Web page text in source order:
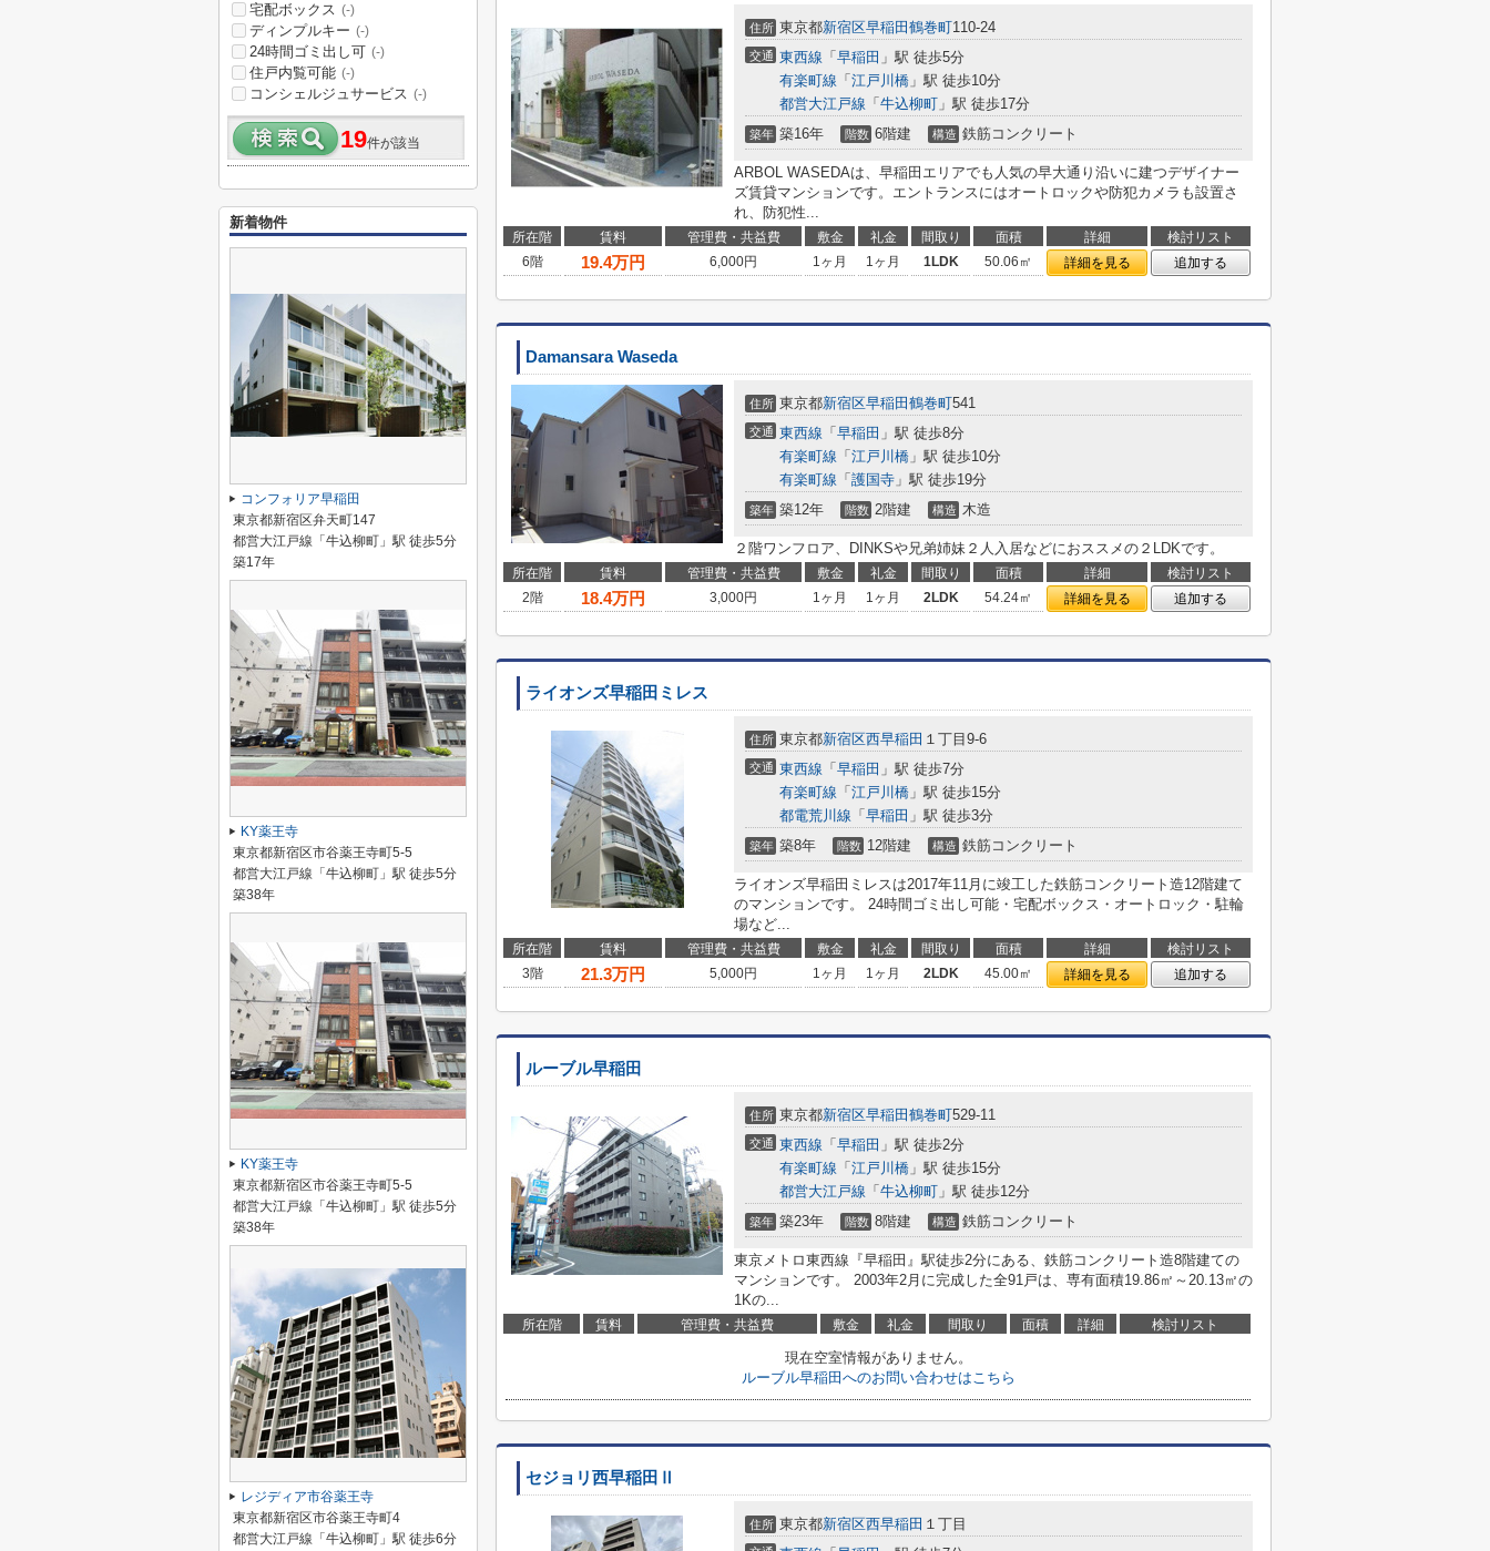
住所 東京都新宿区早稲田鶴巻町110-24
交通 東西線 「 早稲田 」駅 徒歩5分
有楽町線 「 江戸川橋 」駅 徒歩10分
都営大江戸線 「 牛込柳町 」駅 徒歩17分
築年 築16年 階数 6階建 構造 鉄筋コンクリート
ARBOL WASEDAは、早稲田エリアでも人気の早大通り沿いに建つデザイナー
ズ賃貸マンションです。エントランスにはオートロックや防犯カメラも設置さ
れ、防犯性...
所在階 賃料 管理費・共益費 敷金 礼金 間取り 面積 詳細
検討リスト
6階
19.4万円 6,000円 1ヶ月 1ヶ月 1LDK 50.06㎡ 詳細を見る 追加する
Damansara Waseda
住所 東京都新宿区早稲田鶴巻町541
交通 東西線 「 早稲田 」駅 徒歩8分
有楽町線 「 江戸川橋 」駅 徒歩10分
有楽町線 「 護国寺 」駅 徒歩19分
築年 築12年 階数 2階建 構造 木造
２階ワンフロア、DINKSや兄弟姉妹２人入居などにおススメの２LDKです。
所在階 賃料 管理費・共益費 敷金 礼金 間取り 面積 詳細
検討リスト
2階
18.4万円 3,000円 1ヶ月 1ヶ月 2LDK 54.24㎡ 詳細を見る 追加する
ライオンズ早稲田ミレス
住所 東京都新宿区西早稲田 １丁目9-6
交通 東西線 「 早稲田 」駅 徒歩7分
有楽町線 「 江戸川橋 」駅 徒歩15分
都電荒川線 「 早稲田 」駅 徒歩3分
築年 築8年 階数 12階建 構造 鉄筋コンクリート
ライオンズ早稲田ミレスは2017年11月に竣工した鉄筋コンクリート造12階建て
のマンションです。 24時間ゴミ出し可能・宅配ボックス・オートロック・駐輪
場など...
所在階 賃料 管理費・共益費 敷金 礼金 間取り 面積 詳細
検討リスト
3階
21.3万円 5,000円 1ヶ月 1ヶ月 2LDK 45.00㎡ 詳細を見る 追加する
ルーブル早稲田
住所 東京都新宿区早稲田鶴巻町529-11
交通 東西線 「 早稲田 」駅 徒歩2分
有楽町線 「 江戸川橋 」駅 徒歩15分
都営大江戸線 「 牛込柳町 」駅 徒歩12分
築年 築23年 階数 8階建 構造 鉄筋コンクリート
東京メトロ東西線『早稲田』駅徒歩2分にある、鉄筋コンクリート造8階建ての
マンションです。 2003年2月に完成した全91戸は、専有面積19.86㎡～20.13㎡の
1Kの...
所在階 賃料 管理費・共益費 敷金 礼金 間取り 面積 詳細 検討リスト
現在空室情報がありません。
ルーブル早稲田へのお問い合わせはこちら
セジョリ西早稲田Ⅱ
住所 東京都新宿区西早稲田 １丁目
宅配ボックス (-)
ディンプルキー (-)
24時間ゴミ出し可 (-)
住戸内覧可能 (-)
コンシェルジュサービス (-)
19件が該当
新着物件
コンフォリア早稲田
東京都新宿区弁天町147
都営大江戸線「牛込柳町」駅 徒歩5分
築17年
KY薬王寺
東京都新宿区市谷薬王寺町5-5
都営大江戸線「牛込柳町」駅 徒歩5分
築38年
KY薬王寺
東京都新宿区市谷薬王寺町5-5
都営大江戸線「牛込柳町」駅 徒歩5分
築38年
レジディア市谷薬王寺
東京都新宿区市谷薬王寺町4
都営大江戸線「牛込柳町」駅 徒歩6分